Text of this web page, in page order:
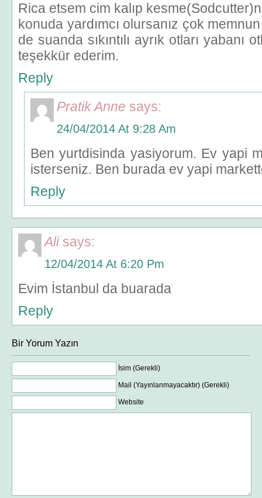
Rica etsem cim kalıp
konuda yardımcı olursanız çok
de suanda sıkıntılı ayrık otları
teşekkür ederim.
Reply
Pratik Anne says:
24/04/2014 At 9:28 Am
Ben yurtdisinda yasiyorum. Ev yapi
isterseniz. Ben burada ev yapi
Reply
Ali says:
12/04/2014 At 6:20 Pm
Evim İstanbul da buarada
Reply
Bir Yorum Yazın
İsim (Gerekli)
Mail (Yayınlanmayacaktır) (Gerekli)
Website